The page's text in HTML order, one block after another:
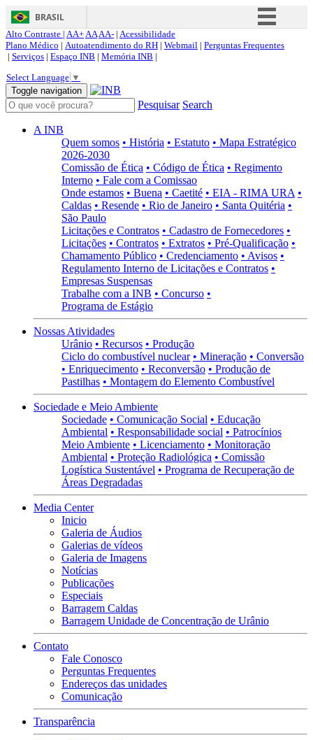
BRASIL
Simplifique!
Acesso à informação
Canais
Alto Contraste | AA+AAAA- | Acessibilidade
Plano Médico | Autoatendimento do RH | Webmail | Perguntas Frequentes
| Serviços | Espaço INB | Memória INB |
Select Language ▼
Toggle navigation
Pesquisar Search
A INB
Quem somos • História • Estatuto • Mapa Estratégico
2026-2030
Comissão de Ética • Código de Ética • Regimento
Interno • Fale com a Comissao
Onde estamos • Buena • Caetité • EIA - RIMA URA •
Caldas • Resende • Rio de Janeiro • Santa Quitéria •
São Paulo
Licitações e Contratos • Cadastro de Fornecedores •
Licitações • Contratos • Extratos • Pré-Qualificação •
Chamamento Público • Credenciamento • Avisos •
Regulamento Interno de Licitações e Contratos •
Empresas Suspensas
Trabalhe com a INB • Concurso •
Programa de Estágio
Nossas Atividades
Urânio • Recursos • Produção
Ciclo do combustível nuclear • Mineração • Conversão
• Enriquecimento • Reconversão • Produção de
Pastilhas • Montagem do Elemento Combustível
Sociedade e Meio Ambiente
Sociedade • Comunicação Social • Educação
Ambiental • Responsabilidade social • Patrocínios
Meio Ambiente • Licenciamento • Monitoração
Ambiental • Proteção Radiológica • Comissão
Logística Sustentável • Programa de Recuperação de
Áreas Degradadas
Media Center
Inicio
Galeria de Áudios
Galerias de vídeos
Galeria de Imagens
Notícias
Publicações
Especiais
Barragem Caldas
Barragem Unidade de Concentração de Urânio
Contato
Fale Conosco
Perguntas Frequentes
Endereços das unidades
Comunicação
Transparência